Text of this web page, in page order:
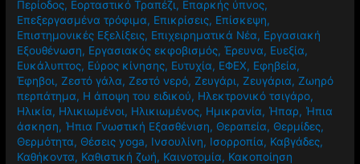
Περίοδος, Εορταστικό Τραπέζι, Επαρκής ύπνος,
Επεξεργασμένα τρόφιμα, Επικρίσεις, Επίσκεψη,
Επιστημονικές Εξελίξεις, Επιχειρηματικά Νέα, Εργασιακή
Εξουθένωση, Εργασιακός εκφοβισμός,Έρευνα, Ευεξία,
Ευκάλυπτος, Εύρος κίνησης, Ευτυχία, ΕΦΕΧ, Εφηβεία,
Έφηβοι,Ζεστό γάλα,Ζεστό νερό,Ζευγάρι,Ζευγάρια,Ζωηρό
περπάτημα, Η άποψη του ειδικού, Ηλεκτρονικό τσιγάρο,
Ηλικία, Ηλικιωμένοι, Ηλικιωμένος, Ημικρανία, Ήπαρ, Ήπια
άσκηση, Ήπια Γνωστική Εξασθένιση, Θεραπεία, Θερμίδες,
Θερμότητα, Θέσεις yoga, Ινσουλίνη, Ισορροπία, Καβγάδες,
Καθήκοντα, Καθιστική ζωή, Καινοτομία, Κακοποίηση